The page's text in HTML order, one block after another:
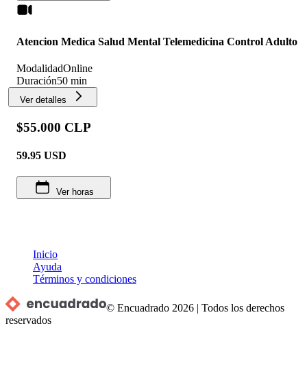
Atencion Medica Salud Mental Telemedicina Control Adulto
ModalidadOnline
Duración50 min
Ver detalles
$55.000 CLP
59.95 USD
Ver horas
Inicio
Ayuda
Términos y condiciones
© Encuadrado 2026 |Todos los derechos
reservados